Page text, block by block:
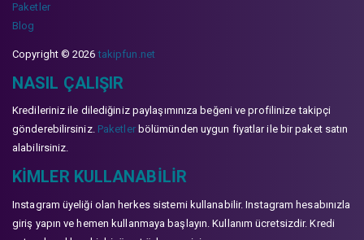
Paketler
Blog
Copyright © 2026takipfun.net
NASIL ÇALIŞIR
Kredileriniz ile dilediğiniz paylaşımınıza beğeni ve profilinize takipçi
gönderebilirsiniz. Paketlerbölümünden uygun fiyatlar ile bir paket satın
alabilirsiniz.
KIMLER KULLANABILIR
Instagram üyeliği olan herkes sistemi kullanabilir. Instagram hesabınızla
giriş yapın ve hemen kullanmaya başlayın. Kullanım ücretsizdir. Kredi